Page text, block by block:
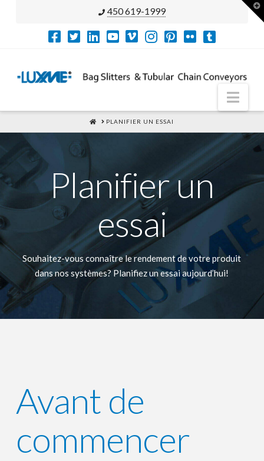
450 619-1999
HOME
PLANIFIER UN ESSAI
Planifier un
essai
Souhaitez-vous connaître le rendement de votre produit
dans nos systèmes? Planifiez un essai aujourd’hui!
Avant de
commencer